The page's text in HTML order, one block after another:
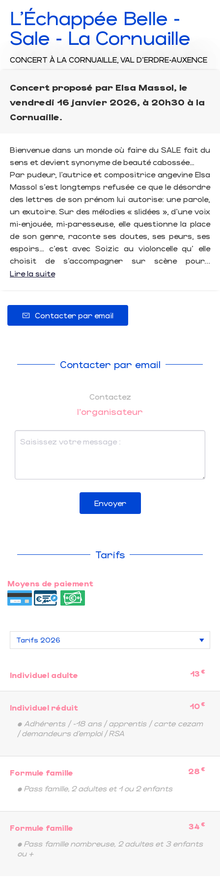
L'Échappée Belle -
Sale - La Cornuaille
CONCERT À LA CORNUAILLE, VAL D'ERDRE-AUXENCE
Concert proposé par Elsa Massol, le
vendredi 16 janvier 2026, à 20h30 à la
Cornuaille.
Bienvenue dans un monde où faire du SALE fait du
sens et devient synonyme de beauté cabossée…
Par pudeur, l’autrice et compositrice angevine Elsa
Massol s’est longtemps refusée ce que le désordre
des lettres de son prénom lui autorise: une parole,
un exutoire. Sur des mélodies « slidées », d’une voix
mi-enjouée, mi-paresseuse, elle questionne la place
de son genre, raconte ses doutes, ses peurs, ses
espoirs… c’est avec Soizic au violoncelle qu’ elle
choisit de s’accompagner sur scène pour...
Lire la suite
Contacter par email
Contacter par email
Contactez
l'organisateur
Envoyer
Tarifs
Moyens de paiement
Individuel adulte 13 €
Individuel réduit 10 €
• Adhérents / -18 ans / apprentis / carte cezam
/ demandeurs d’emploi / RSA
Formule famille 28 €
• Pass famille, 2 adultes et 1 ou 2 enfants
Formule famille 34 €
• Pass famille nombreuse, 2 adultes et 3 enfants
ou +